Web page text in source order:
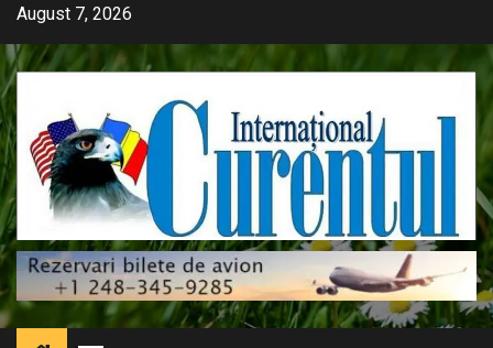
Skip
content
August 7, 2026